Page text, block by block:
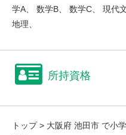
学A、 数学B、 数学C、 現代
地理、
所持資格
トップ> 大阪府 池田市 で小